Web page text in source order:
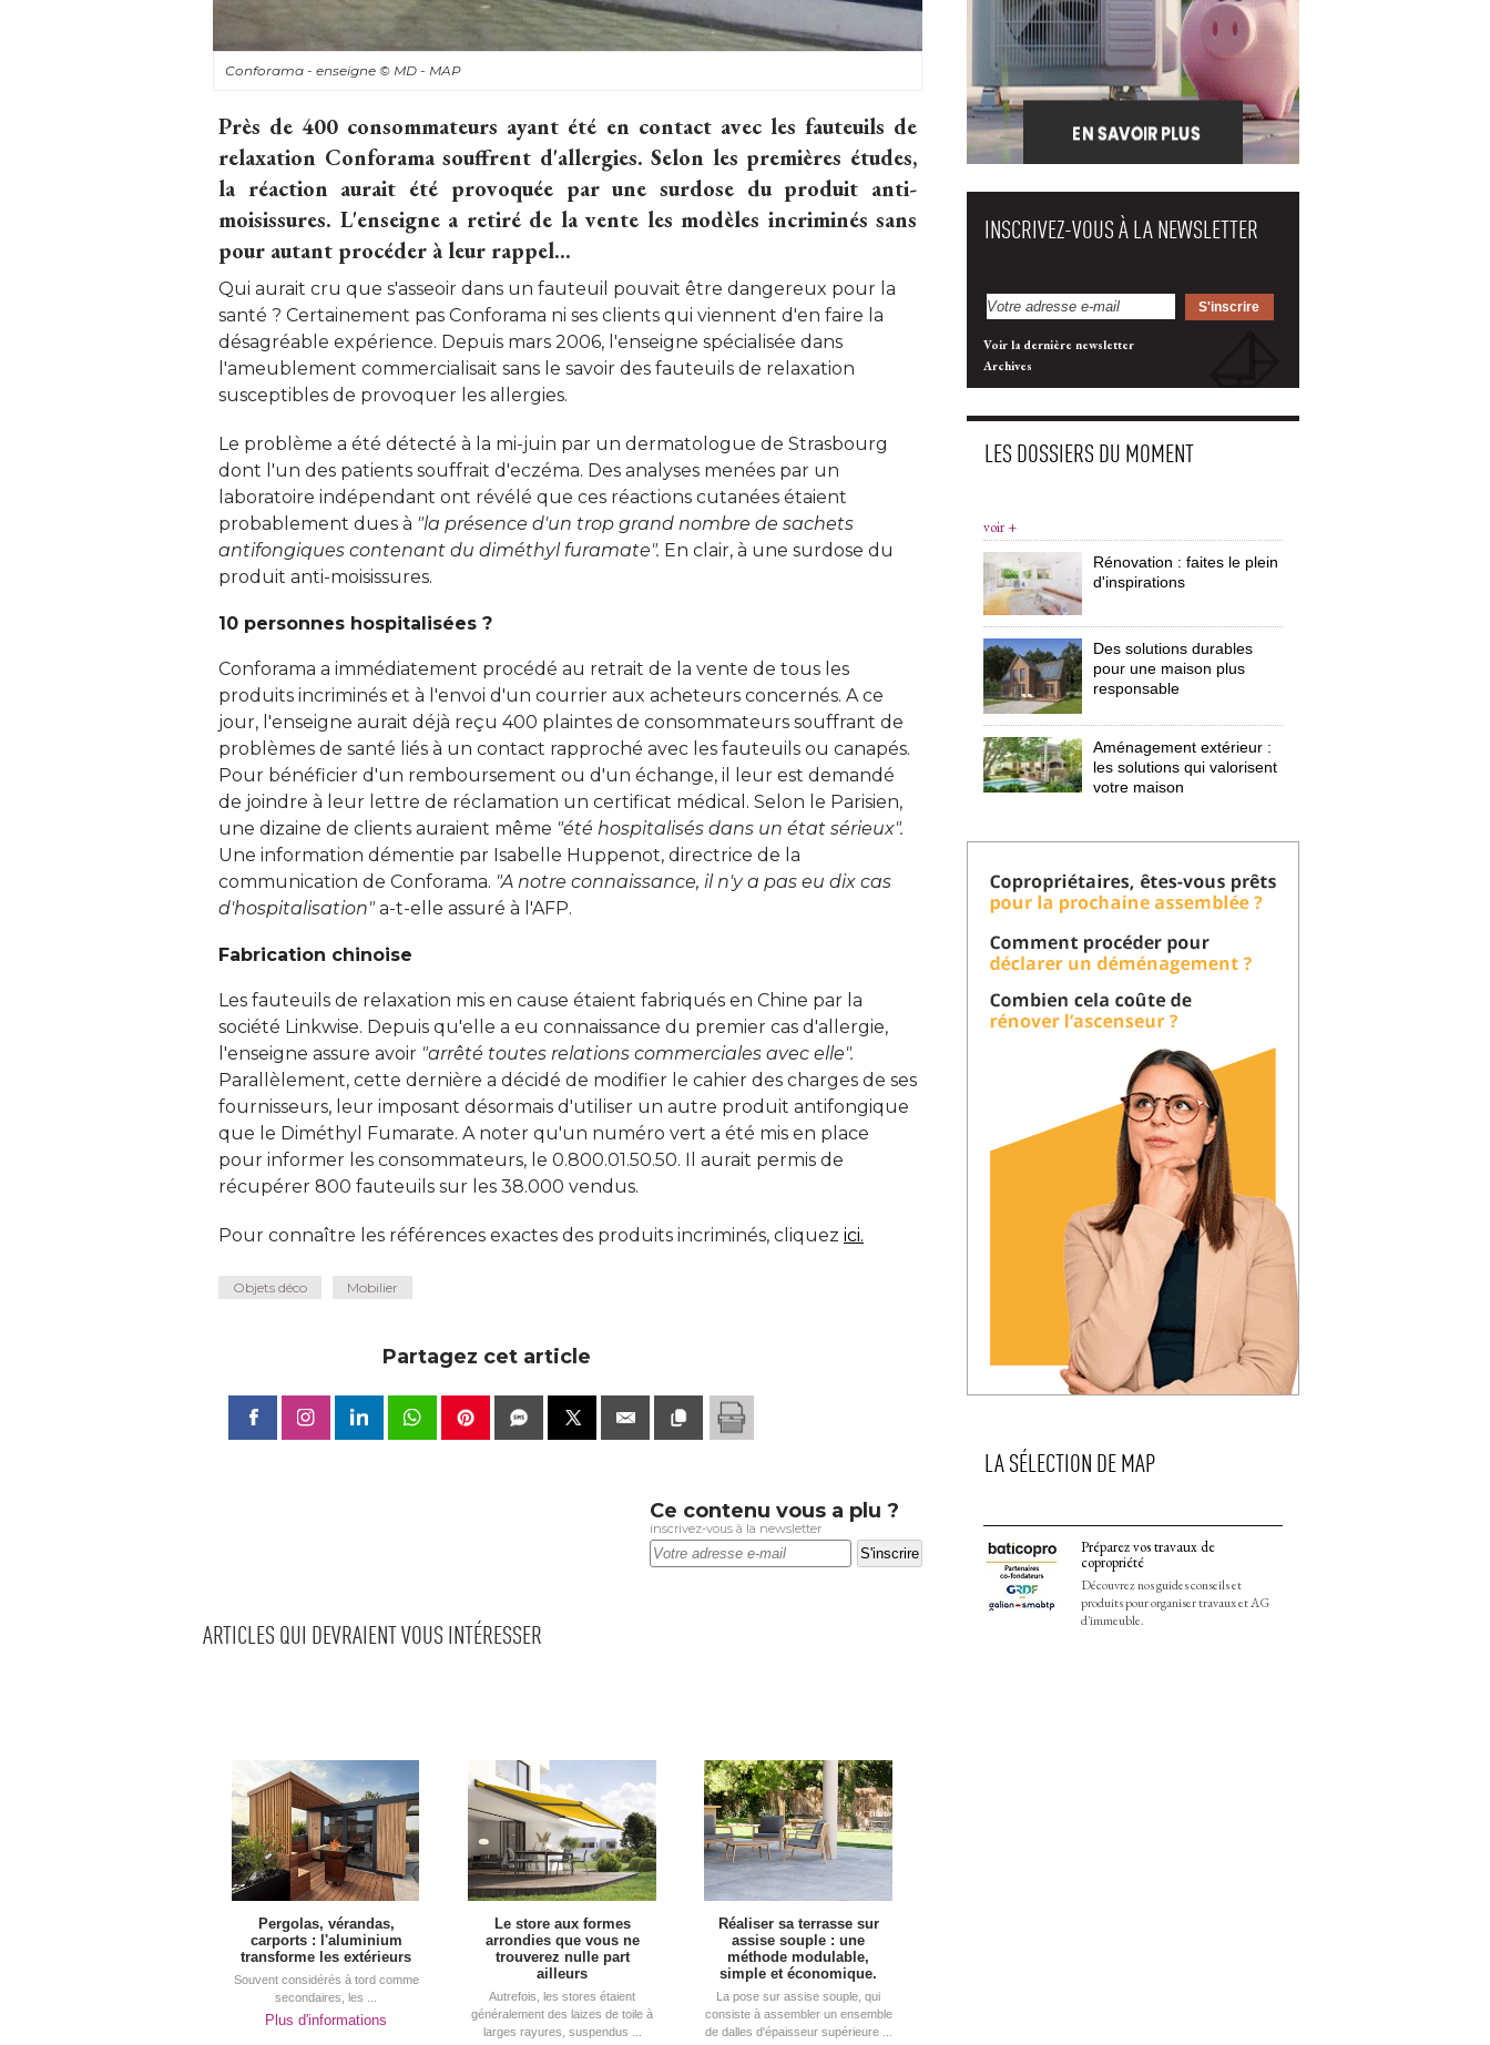
Conforama - enseigne© MD - MAP
Près de 400 consommateurs ayant été en contact avec les fauteuils de
relaxation Conforama souffrent d'allergies. Selon les premières études,
la réaction aurait été provoquée par une surdose du produit anti-
moisissures. L'enseigne a retiré de la vente les modèles incriminés sans
pour autant procéder à leur rappel...
Qui aurait cru que s'asseoir dans un fauteuil pouvait être dangereux pour la
santé ? Certainement pas Conforama ni ses clients qui viennent d'en faire la
désagréable expérience. Depuis mars 2006, l'enseigne spécialisée dans
l'ameublement commercialisait sans le savoir des fauteuils de relaxation
susceptibles de provoquer les allergies.
Le problème a été détecté à la mi-juin par un dermatologue de Strasbourg
dont l'un des patients souffrait d'eczéma. Des analyses menées par un
laboratoire indépendant ont révélé que ces réactions cutanées étaient
probablement dues à "la présence d'un trop grand nombre de sachets
antifongiques contenant du diméthyl furamate". En clair, à une surdose du
produit anti-moisissures.
10 personnes hospitalisées ?
Conforama a immédiatement procédé au retrait de la vente de tous les
produits incriminés et à l'envoi d'un courrier aux acheteurs concernés. A ce
jour, l'enseigne aurait déjà reçu 400 plaintes de consommateurs souffrant de
problèmes de santé liés à un contact rapproché avec les fauteuils ou canapés.
Pour bénéficier d'un remboursement ou d'un échange, il leur est demandé
de joindre à leur lettre de réclamation un certificat médical. Selon le Parisien,
une dizaine de clients auraient même "été hospitalisés dans un état sérieux".
Une information démentie par Isabelle Huppenot, directrice de la
communication de Conforama. "A notre connaissance, il n'y a pas eu dix cas
d'hospitalisation" a-t-elle assuré à l'AFP.
Fabrication chinoise
Les fauteuils de relaxation mis en cause étaient fabriqués en Chine par la
société Linkwise. Depuis qu'elle a eu connaissance du premier cas d'allergie,
l'enseigne assure avoir "arrêté toutes relations commerciales avec elle".
Parallèlement, cette dernière a décidé de modifier le cahier des charges de ses
fournisseurs, leur imposant désormais d'utiliser un autre produit antifongique
que le Diméthyl Fumarate. A noter qu'un numéro vert a été mis en place
pour informer les consommateurs, le 0.800.01.50.50. Il aurait permis de
récupérer 800 fauteuils sur les 38.000 vendus.
Pour connaître les références exactes des produits incriminés, cliquez ici.
Objets déco Mobilier
Partagez cet article
Ce contenu vous a plu ?
inscrivez-vous à la newsletter
ARTICLES QUI DEVRAIENT VOUS INTÉRESSER
Pergolas, vérandas,
carports : l'aluminium
transforme les extérieurs
Souvent considérés à tord comme
secondaires, les ...
Plus d'informations
Le store aux formes
arrondies que vous ne
trouverez nulle part
ailleurs
Autrefois, les stores étaient
généralement des laizes de toile à
larges rayures, suspendus ...
Réaliser sa terrasse sur
assise souple : une
méthode modulable,
simple et économique.
La pose sur assise souple, qui
consiste à assembler un ensemble
de dalles d'épaisseur supérieure ...
INSCRIVEZ-VOUS À LA NEWSLETTER
Voir la dernière newsletter
Archives
LES DOSSIERS DU MOMENT
voir +
Rénovation : faites le plein
d'inspirations
Des solutions durables
pour une maison plus
responsable
Aménagement extérieur :
les solutions qui valorisent
votre maison
LA SÉLECTION DE MAP
Préparez vos travaux de
copropriété
Découvrez nos guides conseils et
produits pour organiser travaux et AG
d'immeuble.